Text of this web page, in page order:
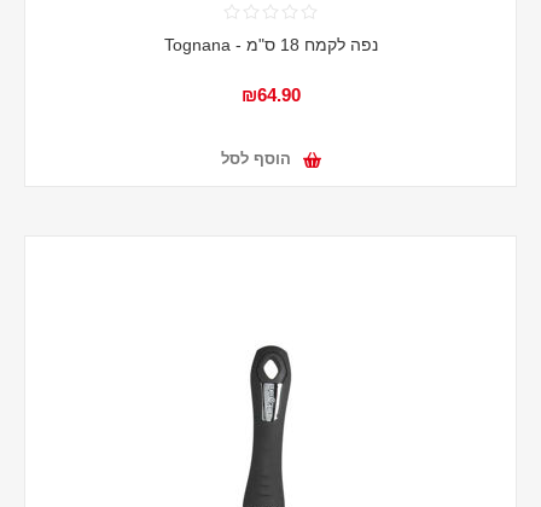
נפה לקמח 18 ס"מ - Tognana
₪64.90
הוסף לסל